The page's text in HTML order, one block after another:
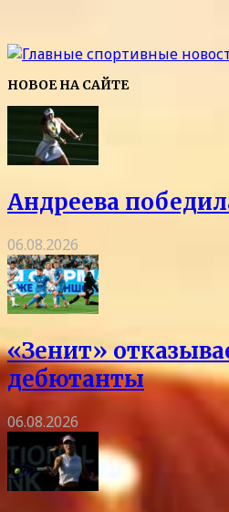
НОВОЕ НА САЙТЕ
Андреева
06.08.2026
«Зенит»
дебютанты
06.08.2026